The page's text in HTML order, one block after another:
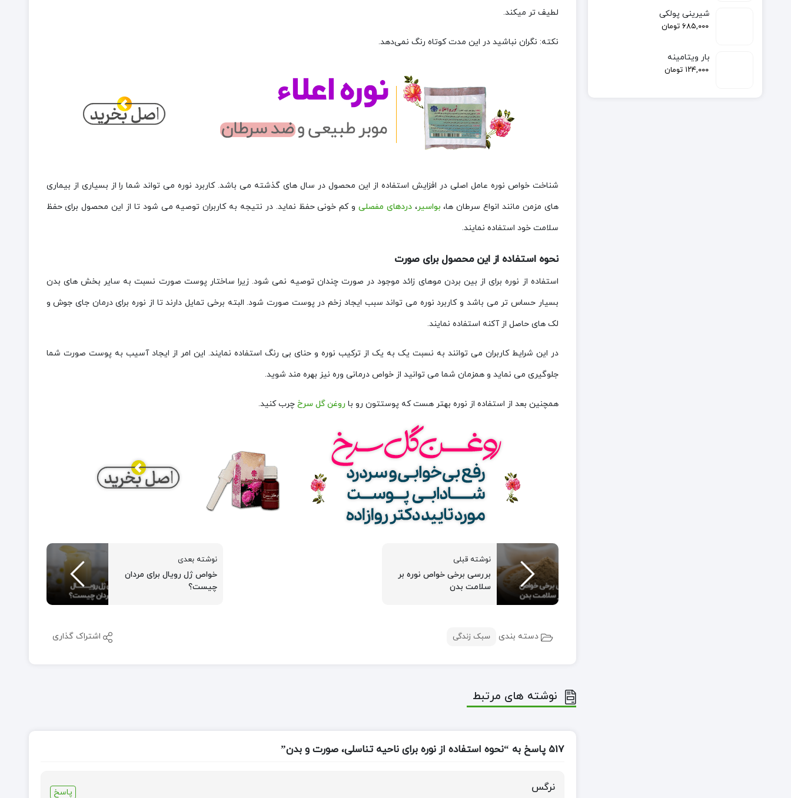
لطیف تر میکند.
نکته: نگران نباشید در این مدت کوتاه رنگ نمی‌دهد.
شناخت خواص نوره عامل اصلی در افزایش استفاده از این محصول در سال های گذشته می باشد. کاربرد نوره می تواند شما را از بسیاری از بیماری
های مزمن مانند انواع سرطان ها، بواسیر،دردهای مفصلی و کم خونی حفظ نماید. در نتیجه به کاربران توصیه می شود تا از این محصول برای حفظ
سلامت خود استفاده نمایند.
نحوه استفاده از این محصول برای صورت
استفاده از نوره برای از بین بردن موهای زائد موجود در صورت چندان توصیه نمی شود. زیرا ساختار پوست صورت نسبت به سایر بخش های بدن
بسیار حساس تر می باشد و کاربرد نوره می تواند سبب ایجاد زخم در پوست صورت شود. البته برخی تمایل دارند تا از نوره برای درمان جای جوش و
لک های حاصل از آکنه استفاده نمایند.
در این شرایط کاربران می توانند به نسبت یک به یک از ترکیب نوره و حنای بی رنگ استفاده نمایند. این امر از ایجاد آسیب به پوست صورت شما
جلوگیری می نماید و همزمان شما می توانید از خواص درمانی وره نیز بهره مند شوید.
همچنین بعد از استفاده از نوره بهتر هست که پوستتون رو با روغن گل سرخ چرب کنید.
نوشته قبلی
بررسی برخی خواص نوره بر
سلامت بدن
نوشته بعدی
خواص ژل رویال برای مردان
چیست؟
دسته بندی سبک زندگی اشتراک گذاری
نوشته های مرتبط
517 پاسخ به “نحوه استفاده از نوره برای ناحیه تناسلی، صورت و بدن”
نرگس پاسخ
شیرینی پولکی
۶۸۵,۰۰۰ تومان
بار ویتامینه
۱۲۴,۰۰۰ تومان